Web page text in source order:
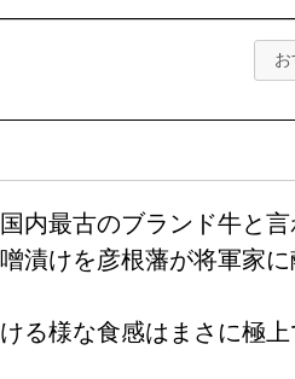
内最古のブランド牛と言
漬けを彦根藩が将軍家に
る様な食感はまさに極上